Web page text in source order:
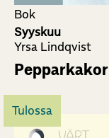
Bok
Syyskuu
Yrsa Lindqvist
Pepparkakor
Tulossa